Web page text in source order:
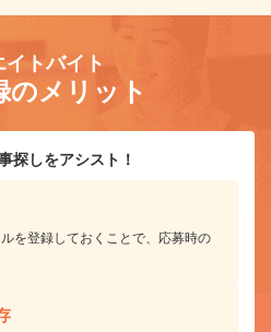
イトバイト
のメリット
探しをアシスト！
を登録しておくことで、応募時の